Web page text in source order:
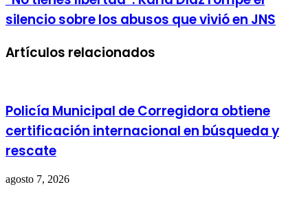
silencio sobre los abusos que vivió en JNS
Artículos relacionados
Policía Municipal de Corregidora obtiene
certificación internacional en búsqueda y
rescate
agosto 7, 2026